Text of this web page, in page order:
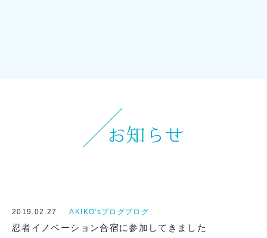
2019.02.27 AKIKO'sブログブログ
忍者イノベーション合宿に参加してきました